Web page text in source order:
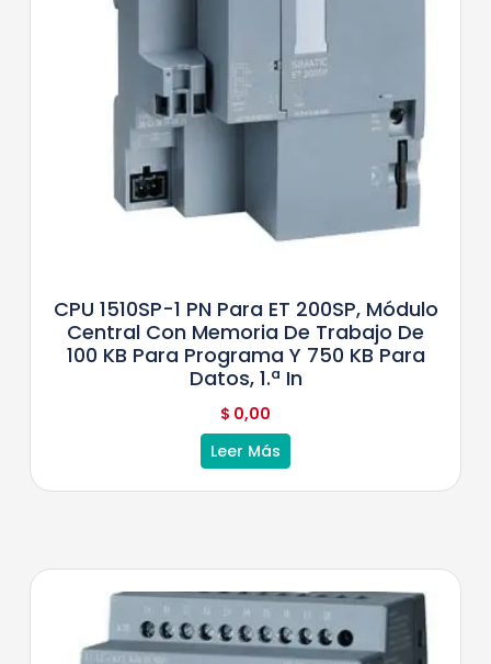
CPU 1510SP-1 PN Para ET 200SP, Módulo
Central Con Memoria De Trabajo De
100 KB Para Programa Y 750 KB Para
Datos, 1.ª In
$ 0,00
Leer Más